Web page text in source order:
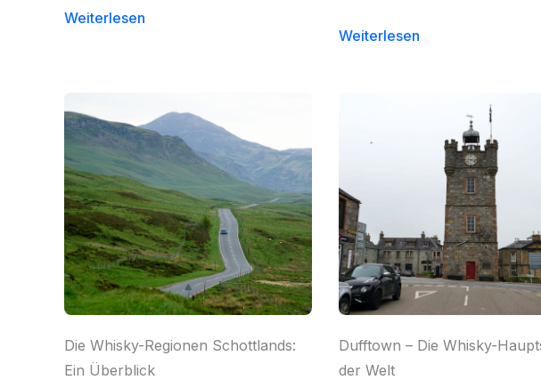
Weiterlesen
Weiterlesen
Die Whisky-Regionen Schottlands:
Ein Überblick
Dufftown – Die Whisky-
der Welt